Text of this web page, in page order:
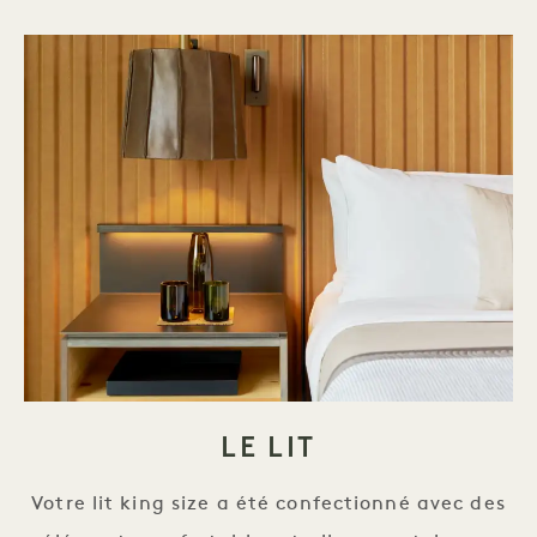
LE LIT
Votre lit king size a été confectionné avec des